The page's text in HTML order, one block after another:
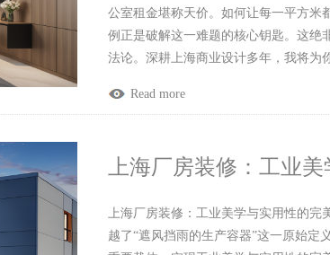
公室租金堪称天价。如何让每一平方米
例正是破解这一难题的核心钥匙。这绝
法论。深耕上海商业设计多年，我将为
Read more
上海厂房装修：工业
上海厂房装修：工业美学与实用性的完
越了“遮风挡雨的生产容器”这一原始定